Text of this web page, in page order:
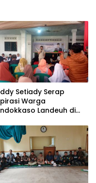
Setiady Serap
Warga
Landeuh di